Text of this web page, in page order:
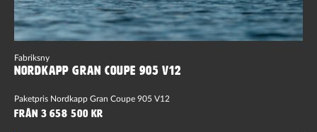
Fabriksny
Nordkapp Gran Coupe 905 V12
Paketpris Nordkapp Gran Coupe 905 V12
Från 3 658 500 kr